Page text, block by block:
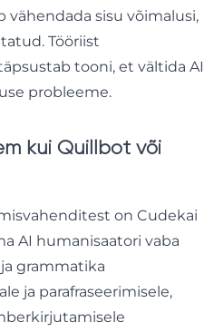
vähendada sisu võimalusi,
Tööriist
tooni, et vältida AI
probleeme.
kui Quillbot või
on Cudekai
AI humanisaatori vaba
grammatika
ja parafraseerimisele,